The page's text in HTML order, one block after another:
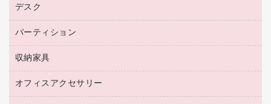
インクカートリッジ
その他コピー用紙・プリンタ用紙
コピー用紙
ネットワーク／ＬＡＮ機器
ネットワーク／ＬＡＮアクセサリー
セキュリティ用品
ファクシミリ
デジタルカメラ
スキャナー
コピー機
ＣＤ－Ｒ
メディア収納用品
応接イス・ベンチ
オフィスチェア
デスク
ミーティングテーブル
デスク
カウンター
パーティション
ホワイトボード・黒板
収納家具
保管庫・書庫
オフィスアクセサリー